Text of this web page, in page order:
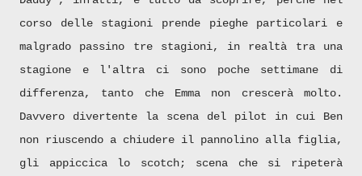
corso delle stagioni prende pieghe particolari e
malgrado passino tre stagioni, in realtà tra una
stagione e l'altra ci sono poche settimane di
differenza, tanto che Emma non crescerà molto.
Davvero divertente la scena del pilot in cui Ben
non riuscendo a chiudere il pannolino alla figlia,
gli appiccica lo scotch; scena che si ripeterà